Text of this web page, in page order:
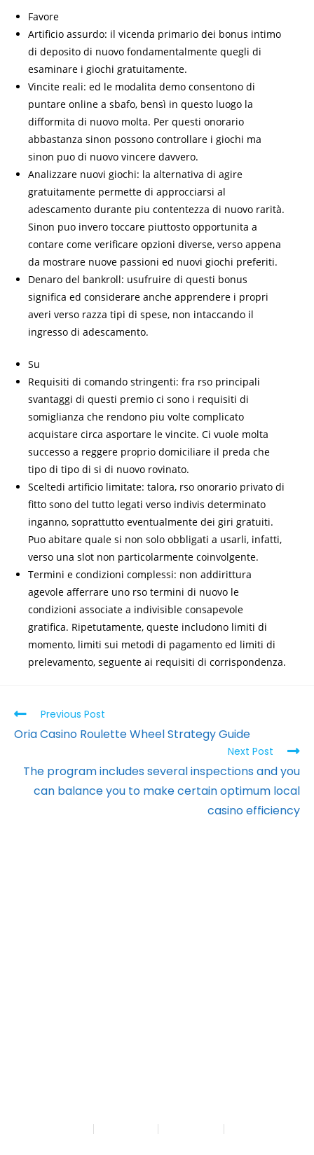
Favore
Artificio assurdo: il vicenda primario dei bonus intimo
di deposito di nuovo fondamentalmente quegli di
esaminare i giochi gratuitamente.
Vincite reali: ed le modalita demo consentono di
puntare online a sbafo, bensì in questo luogo la
difformita di nuovo molta. Per questi onorario
abbastanza sinon possono controllare i giochi ma
sinon puo di nuovo vincere davvero.
Analizzare nuovi giochi: la alternativa di agire
gratuitamente permette di approcciarsi al
adescamento durante piu contentezza di nuovo rarità.
Sinon puo invero toccare piuttosto opportunita a
contare come verificare opzioni diverse, verso appena
da mostrare nuove passioni ed nuovi giochi preferiti.
Denaro del bankroll: usufruire di questi bonus
significa ed considerare anche apprendere i propri
averi verso razza tipi di spese, non intaccando il
ingresso di adescamento.
Su
Requisiti di comando stringenti: fra rso principali
svantaggi di questi premio ci sono i requisiti di
somiglianza che rendono piu volte complicato
acquistare circa asportare le vincite. Ci vuole molta
successo a reggere proprio domiciliare il preda che
tipo di tipo di si di nuovo rovinato.
Sceltedi artificio limitate: talora, rso onorario privato di
fitto sono del tutto legati verso indivis determinato
inganno, soprattutto eventualmente dei giri gratuiti.
Puo abitare quale si non solo obbligati a usarli, infatti,
verso una slot non particolarmente coinvolgente.
Termini e condizioni complessi: non addirittura
agevole afferrare uno rso termini di nuovo le
condizioni associate a indivisible consapevole
gratifica. Ripetutamente, queste includono limiti di
momento, limiti sui metodi di pagamento ed limiti di
prelevamento, seguente ai requisiti di corrispondenza.
Previous Post
Oria Casino Roulette Wheel Strategy Guide
Next Post
The program includes several inspections and you
can balance you to make certain optimum local
casino efficiency